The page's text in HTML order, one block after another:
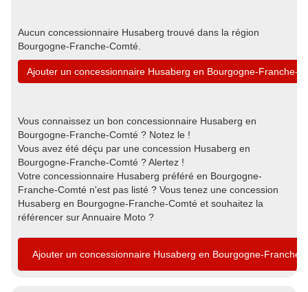
Aucun concessionnaire Husaberg trouvé dans la région
Bourgogne-Franche-Comté.
Ajouter un concessionnaire Husaberg en Bourgogne-Franche-
Vous connaissez un bon concessionnaire Husaberg en
Bourgogne-Franche-Comté ? Notez le !
Vous avez été déçu par une concession Husaberg en
Bourgogne-Franche-Comté ? Alertez !
Votre concessionnaire Husaberg préféré en Bourgogne-
Franche-Comté n'est pas listé ? Vous tenez une concession
Husaberg en Bourgogne-Franche-Comté et souhaitez la
référencer sur Annuaire Moto ?
Ajouter un concessionnaire Husaberg en Bourgogne-Franche-